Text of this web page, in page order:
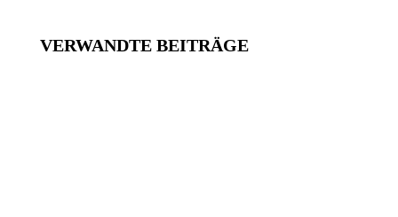
VERWANDTE BEITRÄGE